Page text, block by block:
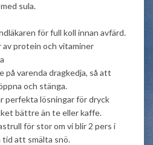
sula.
för full koll innan avfärd.
av protein och vitaminer
på varenda dragkedja, så att
och stänga.
perfekta lösningar för dryck
bättre än te eller kaffe.
för stor om vi blir 2 pers i
att smälta snö.